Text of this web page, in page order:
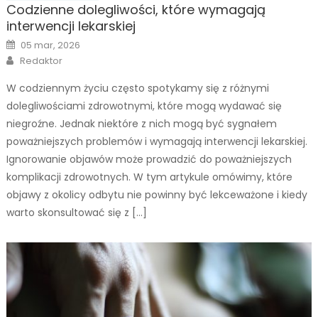
Codzienne dolegliwości, które wymagają
interwencji lekarskiej
Posted
on
05 mar, 2026
Author
Redaktor
W codziennym życiu często spotykamy się z różnymi
dolegliwościami zdrowotnymi, które mogą wydawać się
niegroźne. Jednak niektóre z nich mogą być sygnałem
poważniejszych problemów i wymagają interwencji lekarskiej.
Ignorowanie objawów może prowadzić do poważniejszych
komplikacji zdrowotnych. W tym artykule omówimy, które
objawy z okolicy odbytu nie powinny być lekceważone i kiedy
warto skonsultować się z […]